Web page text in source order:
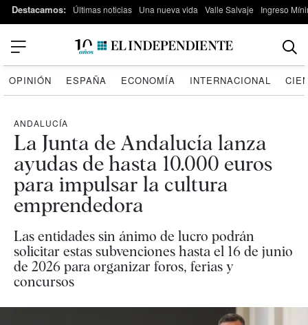
Destacamos: Últimas noticias Una nueva vida Valle Salvaje Ingreso
OPINIÓN ESPAÑA ECONOMÍA INTERNACIONAL
ANDALUCÍA
La Junta de Andalucía lanza
ayudas de hasta 10.000 euros
para impulsar la cultura
emprendedora
Las entidades sin ánimo de lucro podrán
solicitar estas subvenciones hasta el 16 de junio
de 2026 para organizar foros, ferias y
concursos